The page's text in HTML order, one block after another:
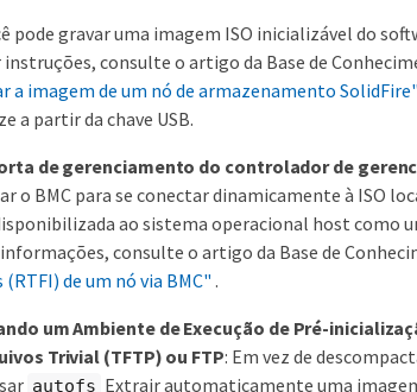
pode gravar uma imagem ISO inicializável do
instruções, consulte o artigo da Base de
a imagem de um nó de armazenamento SolidFire"
a partir da chave USB.
de gerenciamento do controlador de
o BMC para se conectar dinamicamente à ISO
ao sistema operacional host como
consulte o artigo da Base de
de um nó via BMC" .
um Ambiente de Execução de Pré-
Trivial (TFTP) ou FTP: Em vez de
autofs Extrair automaticamente uma